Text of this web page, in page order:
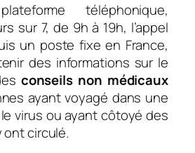
téléphonique,
sur 7, de 9h à 19h, l’appel
un poste fixe en France,
des informations sur le
conseils non médicaux
ayant voyagé dans une
virus ou ayant côtoyé des
circulé.